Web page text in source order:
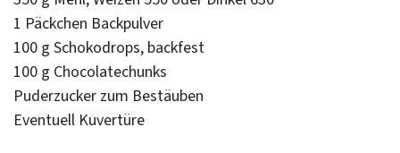
1 Päckchen Backpulver
100 g Schokodrops, backfest
100 g Chocolatechunks
Puderzucker zum Bestäuben
Eventuell Kuvertüre